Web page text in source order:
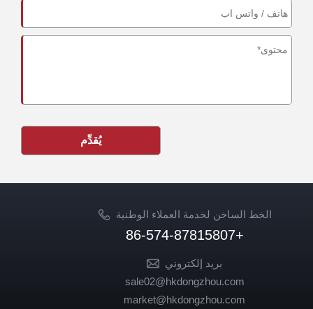
يُقدِّم
الخط الساخن لخدمة العملاء الوطنية
+86-574-87815807
بريد إلكتروني
sale02@hkdongzhou.com
market@hkdongzhou.com